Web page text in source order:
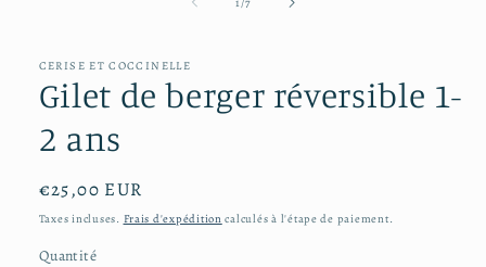
fenêtre
modale
CERISE ET COCCINELLE
Gilet de berger réversible 1-
2 ans
Prix
habituel
€25,00 EUR
Taxes incluses. Frais d'expédition calculés à l'étape de paiement.
Quantité